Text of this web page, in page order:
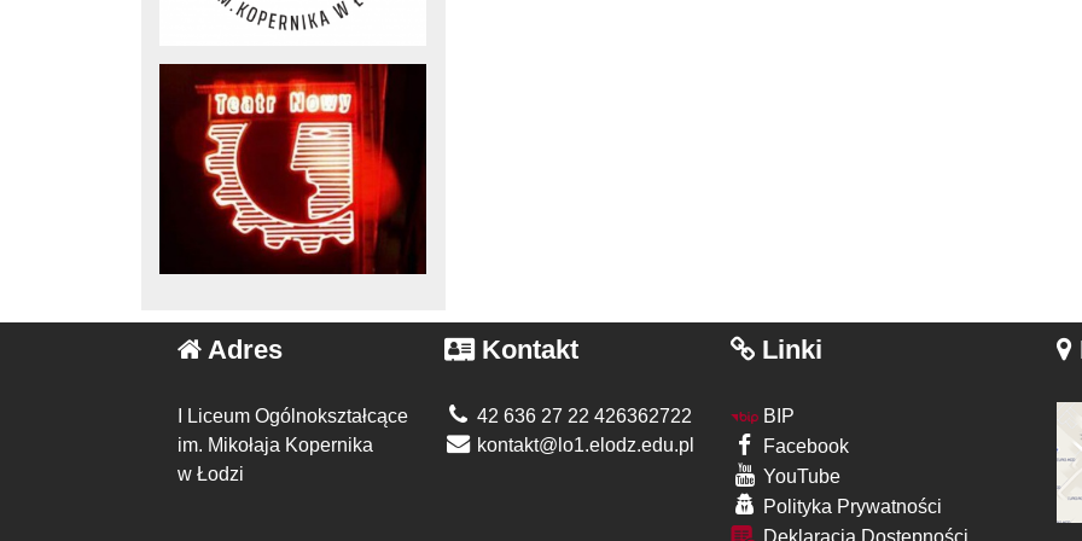
Adres
I Liceum Ogólnokształcące
im. Mikołaja Kopernika
w Łodzi
Kontakt
42 636 27 22 426362722
kontakt@lo1.elodz.edu.pl
Linki
BIP
Facebook
YouTube
Polityka Prywatności